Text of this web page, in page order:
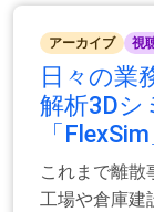
アーカイブ 視
日々の業
解析3Dシ
「
これまで離散
工場や倉庫建